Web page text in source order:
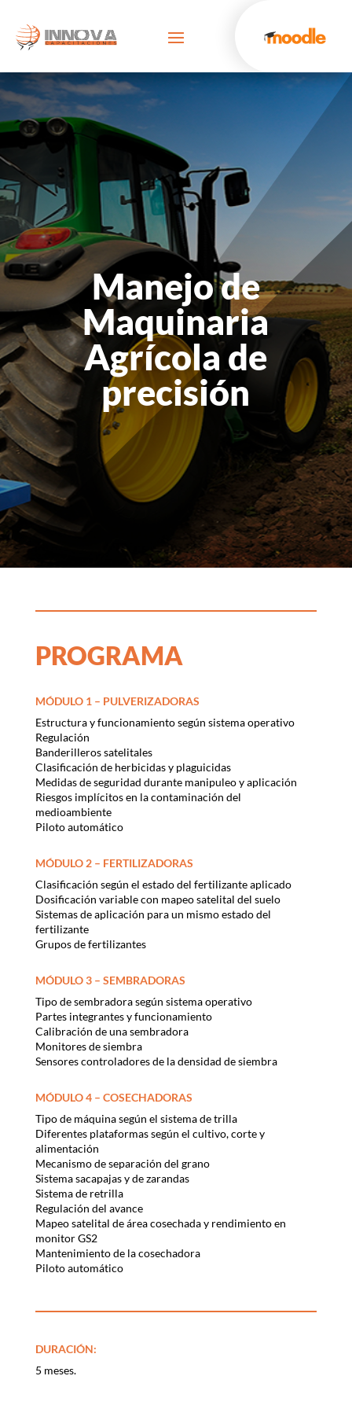
Manejo de
Maquinaria
Agrícola de
precisión
PROGRAMA
MÓDULO 1 – PULVERIZADORAS
Estructura y funcionamiento según sistema operativo
Regulación
Banderilleros satelitales
Clasificación de herbicidas y plaguicidas
Medidas de seguridad durante manipuleo y aplicación
Riesgos implícitos en la contaminación del
medioambiente
Piloto automático
MÓDULO 2 – FERTILIZADORAS
Clasificación según el estado del fertilizante aplicado
Dosificación variable con mapeo satelital del suelo
Sistemas de aplicación para un mismo estado del
fertilizante
Grupos de fertilizantes
MÓDULO 3 – SEMBRADORAS
Tipo de sembradora según sistema operativo
Partes integrantes y funcionamiento
Calibración de una sembradora
Monitores de siembra
Sensores controladores de la densidad de siembra
MÓDULO 4 – COSECHADORAS
Tipo de máquina según el sistema de trilla
Diferentes plataformas según el cultivo, corte y
alimentación
Mecanismo de separación del grano
Sistema sacapajas y de zarandas
Sistema de retrilla
Regulación del avance
Mapeo satelital de área cosechada y rendimiento en
monitor GS2
Mantenimiento de la cosechadora
Piloto automático
DURACIÓN:
5 meses.